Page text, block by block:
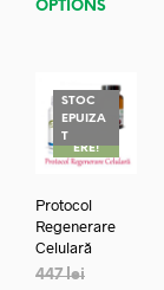
OPTIONS
STOC
EPUIZA
TREDUC
ERE!
Protocol
Regenerare
Celulară
447lei